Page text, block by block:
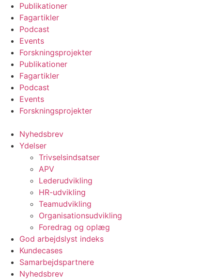
Videre
indhold
Publikationer
Fagartikler
Podcast
Events
Forskningsprojekter
Publikationer
Fagartikler
Podcast
Events
Forskningsprojekter
Nyhedsbrev
Ydelser
Trivselsindsatser
APV
Lederudvikling
HR-udvikling
Teamudvikling
Organisationsudvikling
Foredrag og oplæg
God arbejdslyst indeks
Kundecases
Samarbejdspartnere
Nyhedsbrev